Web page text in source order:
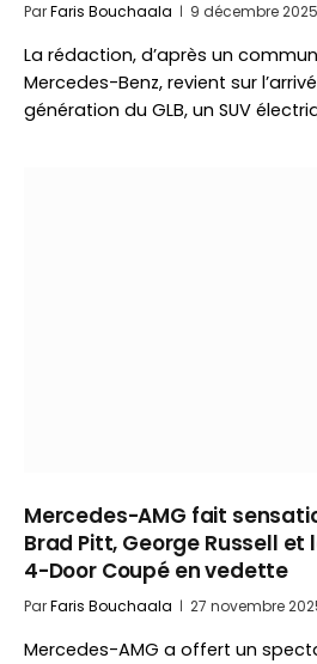
ParFaris Bouchaala 9 décembre 2025
La rédaction, d’après un
Mercedes-Benz, revient sur
génération du GLB, un SUV
Mercedes-AMG fait
Brad Pitt, George Russell et
4-Door Coupé en vedette
ParFaris Bouchaala 27 novembre
Mercedes-AMG a offert un